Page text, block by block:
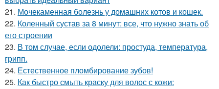
21. Мочекаменная болезнь у домашних котов и кошек.
22. Коленный сустав за 8 минут: все, что нужно знать об
его строении
23. В том случае, если одолели: простуда, температура,
грипп.
24. Естественное пломбирование зубов!
25. Как быстро смыть краску для волос с кожи: